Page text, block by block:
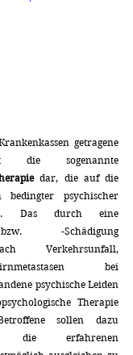
getragene
dar, die auf die
bedingter psychischer
Das durch eine
-Schädigung
Verkehrsunfall,
bei
psychische Leiden
Therapie
sollen dazu
die erfahrenen